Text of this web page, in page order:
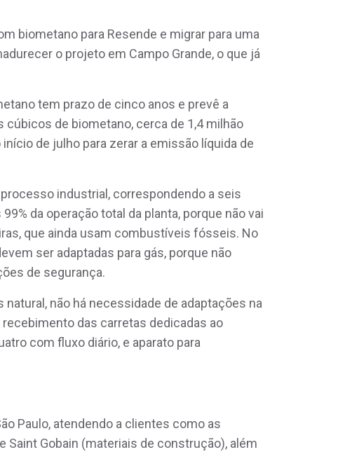
biometano para Resende e migrar para uma
o projeto em Campo Grande, o que já
tem prazo de cinco anos e prevê a
de biometano, cerca de 1,4 milhão
de julho para zerar a emissão líquida de
industrial, correspondendo a seis
da operação total da planta, porque não vai
que ainda usam combustíveis fósseis. No
ser adaptadas para gás, porque não
de segurança.
não há necessidade de adaptações na
das carretas dedicadas ao
com fluxo diário, e aparato para
Paulo, atendendo a clientes como as
Gobain (materiais de construção), além